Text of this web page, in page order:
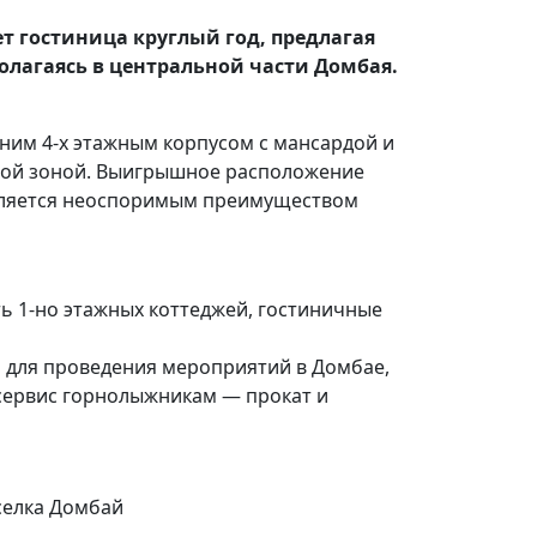
гостиница круглый год, предлагая
в центральной части Домбая.
4-х этажным корпусом с мансардой и
зоной. Выигрышное расположение
неоспоримым преимуществом
1-но этажных коттеджей, гостиничные
проведения мероприятий в Домбае,
горнолыжникам — прокат и
Домбай